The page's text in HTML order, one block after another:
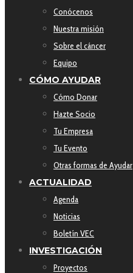
Conócenos
Nuestra misión
Sobre el cáncer
Equipo
CÓMO AYUDAR
Cómo Donar
Hazte Socio
Tu Empresa
Tu Evento
Otras formas de Ayudar
ACTUALIDAD
Agenda
Noticias
Boletín VEC
INVESTIGACIÓN
Proyectos